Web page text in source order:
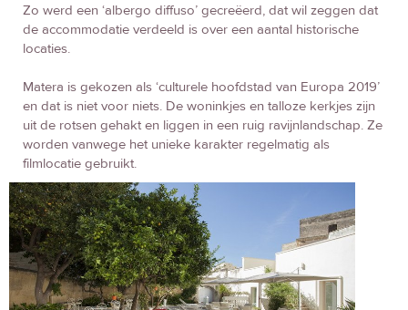
Zo werd een ‘albergo diffuso’ gecreëerd, dat wil zeggen dat
de accommodatie verdeeld is over een aantal historische
locaties.
Matera is gekozen als ‘culturele hoofdstad van Europa 2019’
en dat is niet voor niets. De woninkjes en talloze kerkjes zijn
uit de rotsen gehakt en liggen in een ruig ravijnlandschap. Ze
worden vanwege het unieke karakter regelmatig als
filmlocatie gebruikt.